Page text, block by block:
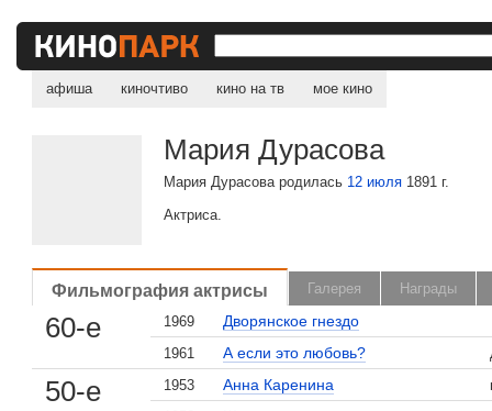
афиша киночтиво кино на тв мое кино
Мария Дурасова
Мария Дурасова родилась 12 июля 1891 г.
Актриса.
Фильмография актрисы Галерея Награды
60-е 1969 Дворянское гнездо
1961 А если это любовь?
50-е 1953 Анна Каренина
, поделитесь своим мнением